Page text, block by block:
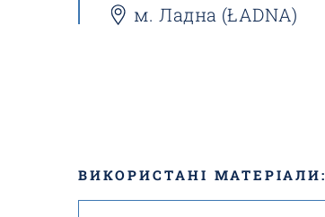
м. Ладна (ŁADNA)
ВИКОРИСТАНІ МАТЕРІАЛИ: